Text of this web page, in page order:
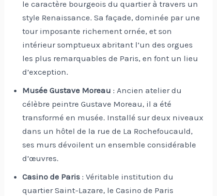
le caractère bourgeois du quartier à travers un
style Renaissance. Sa façade, dominée par une
tour imposante richement ornée, et son
intérieur somptueux abritant l’un des orgues
les plus remarquables de Paris, en font un lieu
d’exception.
Musée Gustave Moreau : Ancien atelier du
célèbre peintre Gustave Moreau, il a été
transformé en musée. Installé sur deux niveaux
dans un hôtel de la rue de La Rochefoucauld,
ses murs dévoilent un ensemble considérable
d’œuvres.
Casino de Paris : Véritable institution du
quartier Saint-Lazare, le Casino de Paris